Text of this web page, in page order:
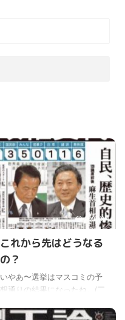
2009/9/1
これから先はどうなる
の？
いやあ〜選挙はマスコミの予
想通りの結果になったね。(￣
までわからないという人もい